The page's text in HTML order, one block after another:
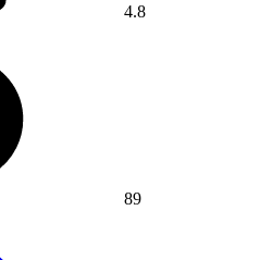
4.8
89